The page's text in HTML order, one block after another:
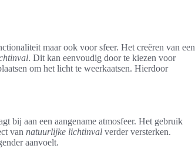
maar ook voor sfeer. Het creëren van een
. Dit kan eenvoudig door te kiezen voor
om het licht te weerkaatsen. Hierdoor
bij aan een aangename atmosfeer. Het gebruik
van natuurlijke lichtinval verder versterken.
aanvoelt.